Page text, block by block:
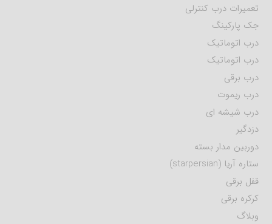
تعمیرات درب کنترلی
جک پارکینگ
درب اتوماتیک
درب اتوماتیک
درب برقی
درب ریموت
درب شیشه ای
دزدگیر
دوربین مدار بسته
ستاره آریا (starpersian)
قفل برقی
کرکره برقی
وبلاگ